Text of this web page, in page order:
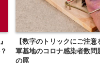
【数字のトリックにご注意
軍基地のコロナ感染者数問
の罠